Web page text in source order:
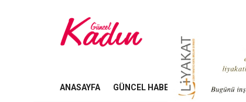
ANASAYFA GÜNCEL HABERLER İŞ DÜNYASI